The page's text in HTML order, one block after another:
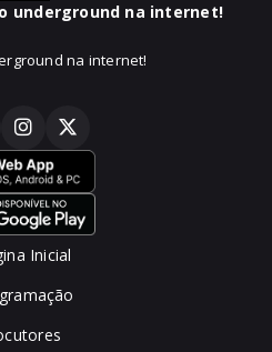
underground na internet!
na internet!
Inicial